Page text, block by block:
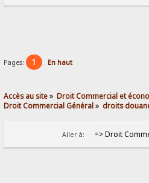
Pages: 1 En haut
Accès au site» Droit Commercial et
Droit Commercial Général» droits
Aller à: